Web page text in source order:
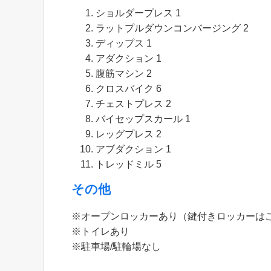
ショルダープレス 1
ラットプルダウンコンバージング 2
ディップス 1
アダクション 1
腹筋マシン 2
クロスバイク 6
チェストプレス 2
バイセップスカール 1
レッグプレス 2
アブダクション 1
トレッドミル 5
その他
※オープンロッカーあり（鍵付きロッカーは
※トイレあり
※駐車場/駐輪場なし